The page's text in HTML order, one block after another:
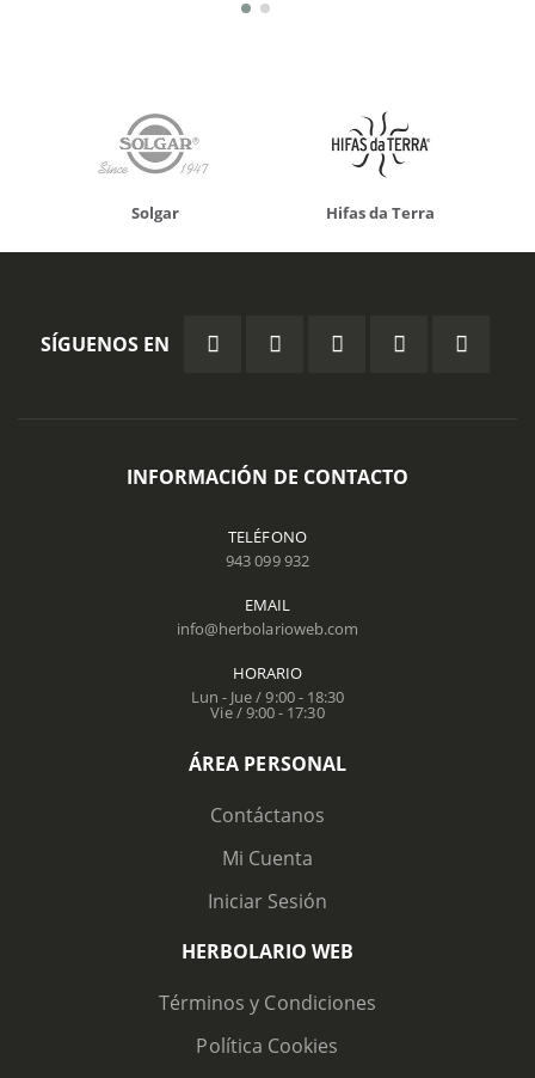
Solgar Hifas da Terra
SÍGUENOS EN
INFORMACIÓN DE CONTACTO
TELÉFONO
943 099 932
EMAIL
info@herbolarioweb.com
HORARIO
Lun - Jue / 9:00 - 18:30
Vie / 9:00 - 17:30
ÁREA PERSONAL
Contáctanos
Mi Cuenta
Iniciar Sesión
HERBOLARIO WEB
Términos y Condiciones
Política Cookies